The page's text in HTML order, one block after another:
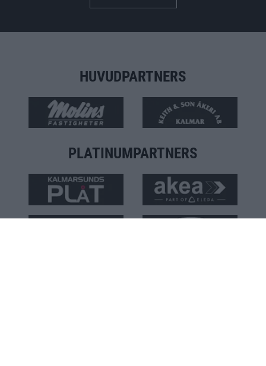
HUVUDPARTNERS
PLATINUMPARTNERS